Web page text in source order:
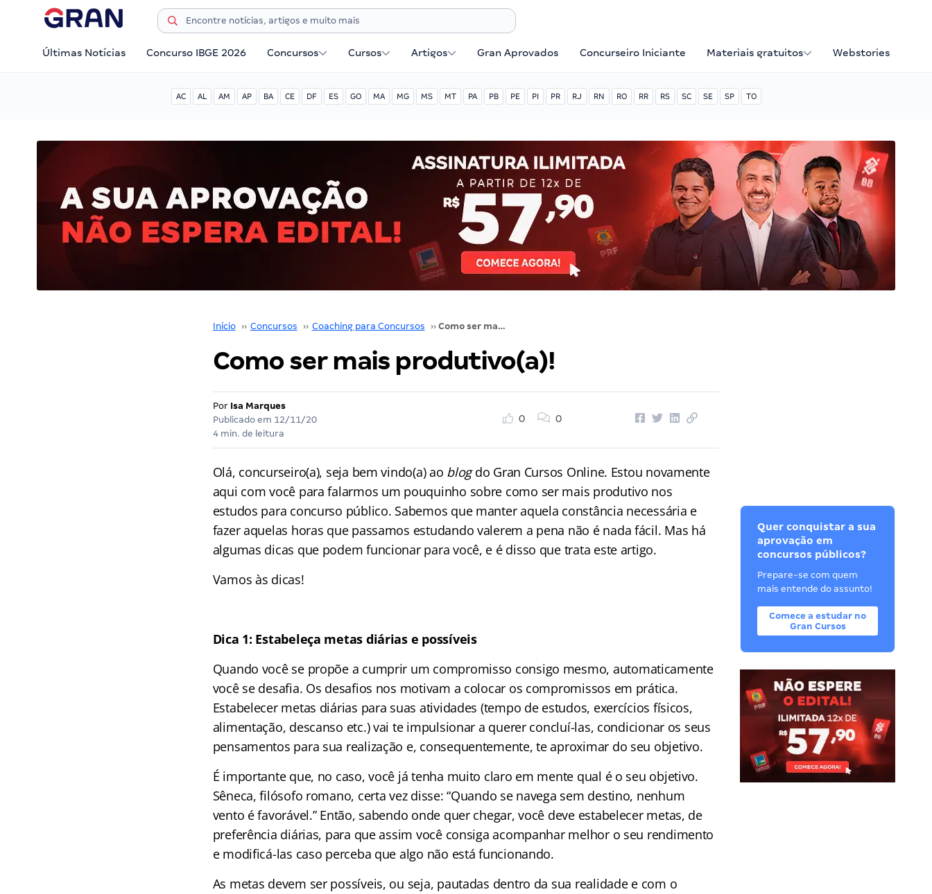
Últimas Notícias Concurso IBGE 2026 Concursos Cursos Artigos Gran Aprovados Concurseiro Iniciante Materiais gratuitos Webstories
AC AL AM AP BA CE DF ES GO MA MG MS MT PA PB PE PI PR RJ RN RO RR RS SC SE SP TO
Início ›› Concursos ›› Coaching para Concursos ›› Como ser mais produtivo(a)!
Como ser mais produtivo(a)!
Por Isa Marques
Publicado em 12/11/20
4 min. de leitura
0 0
Olá, concurseiro(a), seja bem vindo(a) ao blogdo Gran Cursos Online. Estou novamente
aqui com você para falarmos um pouquinho sobre como ser mais produtivo nos
estudos para concurso público. Sabemos que manter aquela constância necessária e
fazer aquelas horas que passamos estudando valerem a pena não é nada fácil. Mas há
algumas dicas que podem funcionar para você, e é disso que trata este artigo.
Vamos às dicas!
Dica 1: Estabeleça metas diárias e possíveis
Quando você se propõe a cumprir um compromisso consigo mesmo, automaticamente
você se desafia. Os desafios nos motivam a colocar os compromissos em prática.
Estabelecer metas diárias para suas atividades (tempo de estudos, exercícios físicos,
alimentação, descanso etc.) vai te impulsionar a querer concluí-las, condicionar os seus
pensamentos para sua realização e, consequentemente, te aproximar do seu objetivo.
É importante que, no caso, você já tenha muito claro em mente qual é o seu objetivo.
Sêneca, filósofo romano, certa vez disse: “Quando se navega sem destino, nenhum
vento é favorável.” Então, sabendo onde quer chegar, você deve estabelecer metas, de
preferência diárias, para que assim você consiga acompanhar melhor o seu rendimento
e modificá-las caso perceba que algo não está funcionando.
As metas devem ser possíveis, ou seja, pautadas dentro da sua realidade e com o
Quer conquistar a sua
aprovação em
concursos públicos?
Prepare-se com quem
mais entende do assunto!
Comece a estudar no
Gran Cursos